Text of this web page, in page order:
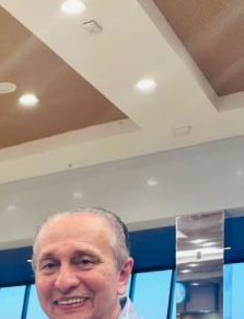
(BA)
religiosa e
a sigla, entre seus
em defesa da